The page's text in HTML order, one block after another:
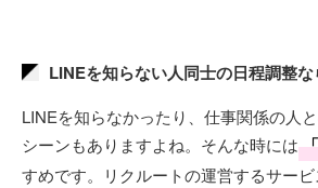
LINEを知らない人同士の日程調整な
LINEを知らなかったり、仕事関係の人
シーンもありますよね。そんな時には
すめです。リクルートの運営するサービ